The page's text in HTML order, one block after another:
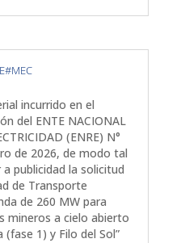
incurrido en el
del ENTE NACIONAL
(ENRE) N°
de 2026, de modo tal
publicidad la solicitud
de Transporte
de 260 MW para
mineros a cielo abierto
1) y Filo del Sol”